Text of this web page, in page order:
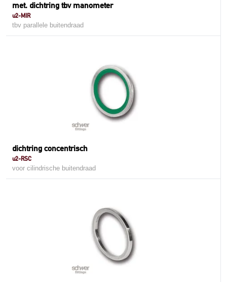
met. dichtring tbv manometer
u2-MIR
tbv parallele buitendraad
dichtring concentrisch
u2-RSC
voor cilindrische buitendraad